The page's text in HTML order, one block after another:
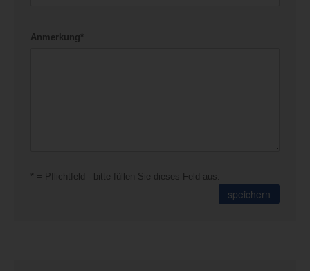
Anmerkung*
* = Pflichtfeld - bitte füllen Sie dieses Feld aus.
speichern